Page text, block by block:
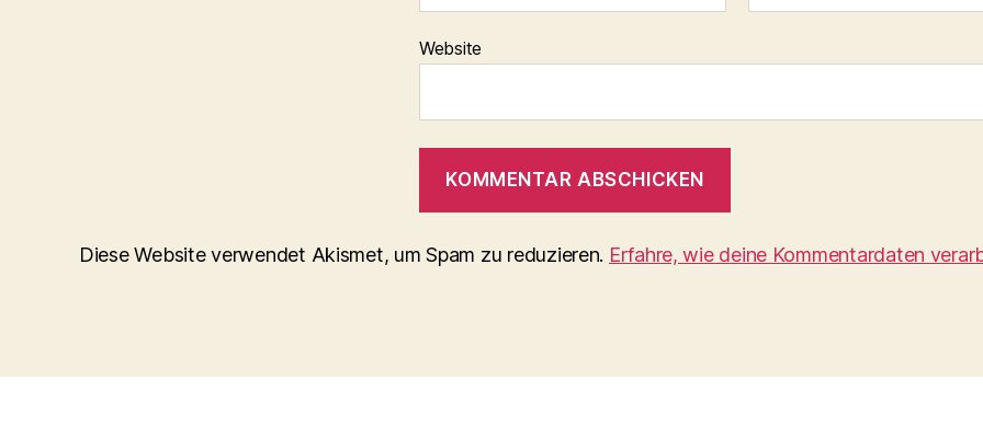
Website
Diese Website verwendet Akismet, um Spam zu reduzieren. Erfahre, wie deine Kommentardaten